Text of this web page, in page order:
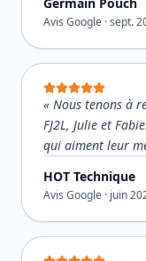
Avis Google ·sept.
« Nous tenons à
FJ2L, Julie et
qui aiment leur
HOT Technique
Avis Google · juin